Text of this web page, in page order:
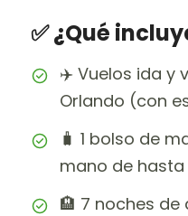
✅ ¿Qué
✈️ Vuelos ida y
Orlando (con
🧳 1 bolso de
mano de hasta
🏨 7 noches